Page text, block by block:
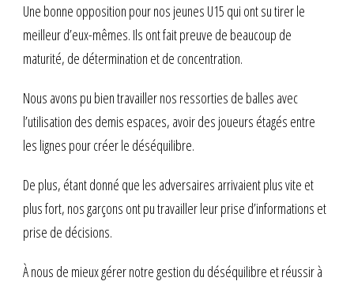
Une bonne opposition pour nos jeunes U15 qui ont su tirer le
meilleur d’eux-mêmes. Ils ont fait preuve de beaucoup de
maturité, de détermination et de concentration.
Nous avons pu bien travailler nos ressorties de balles avec
l’utilisation des demis espaces, avoir des joueurs étagés entre
les lignes pour créer le déséquilibre.
De plus, étant donné que les adversaires arrivaient plus vite et
plus fort, nos garçons ont pu travailler leur prise d’informations et
prise de décisions.
À nous de mieux gérer notre gestion du déséquilibre et réussir à